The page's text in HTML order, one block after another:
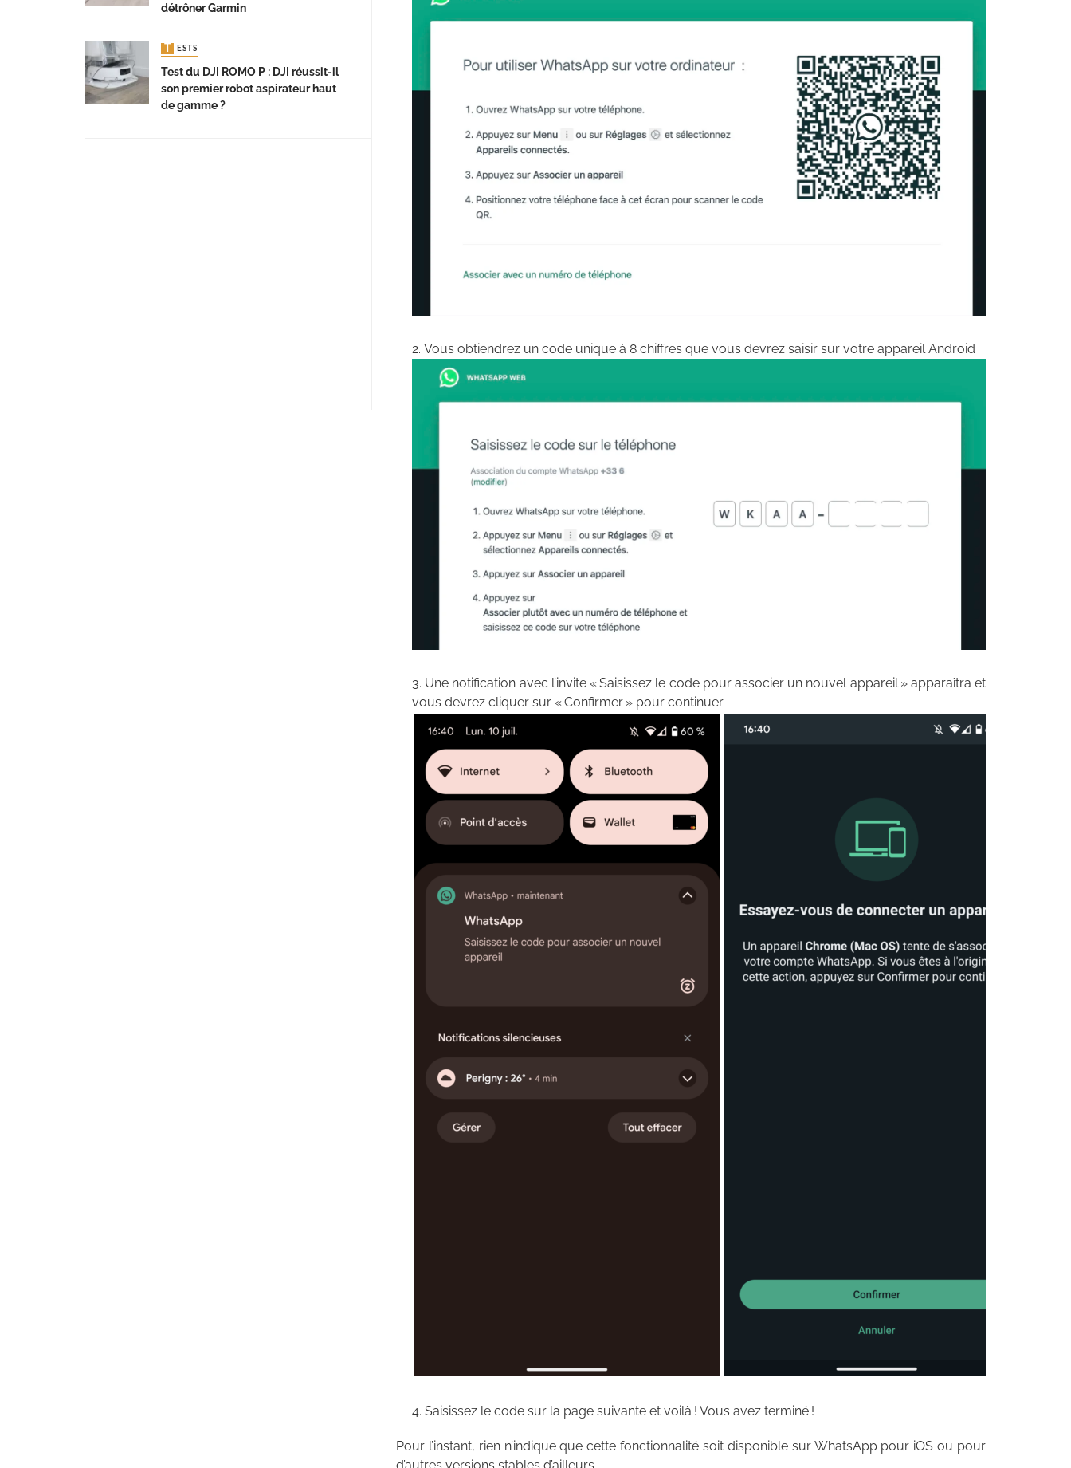
Vous obtiendrez un code unique à 8 chiffres que vous devrez saisir sur votre appareil Android
Une notification avec l’invite « Saisissez le code pour associer un nouvel appareil » apparaîtra et
vous devrez cliquer sur « Confirmer » pour continuer
Saisissez le code sur la page suivante et voilà ! Vous avez terminé !
Pour l’instant, rien n’indique que cette fonctionnalité soit disponible sur WhatsApp pour iOS ou pour
détrôner Garmin
TESTS
Test du DJI ROMO P : DJI réussit-il
son premier robot aspirateur haut
de gamme ?